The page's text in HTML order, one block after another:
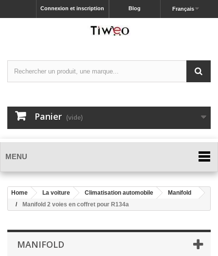
Français
Blog
Connexion et inscription
Panier (vide)
MENU
Home La voiture Climatisation automobile
Manifold
Manifold 2 voies en coffret pour R134a
MANIFOLD